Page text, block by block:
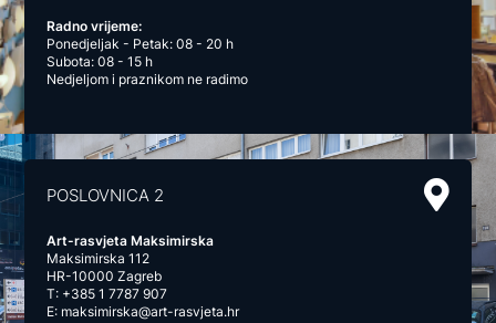
Radno vrijeme:
Ponedjeljak - Petak: 08 - 20 h
Subota: 08 - 15 h
Nedjeljom i praznikom ne radimo
POSLOVNICA 2
Art-rasvjeta Maksimirska
Maksimirska 112
HR-10000 Zagreb
T: +385 1 7787 907
E: maksimirska@art-rasvjeta.hr